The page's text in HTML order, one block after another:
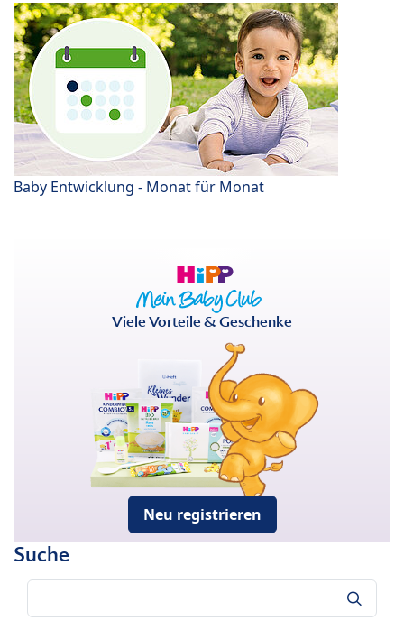
Baby Entwicklung - Monat für Monat
Viele Vorteile & Geschenke
Neu registrieren
Suche